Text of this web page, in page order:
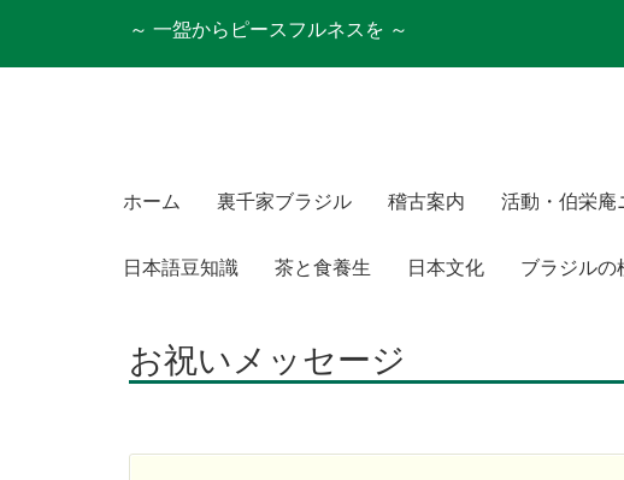
～ 一盌からピースフルネスを ～
ホーム 裏千家ブラジル 稽古案内 活動・伯栄庵
日本語豆知識 茶と食養生 日本文化 ブラジルの
お祝いメッセージ